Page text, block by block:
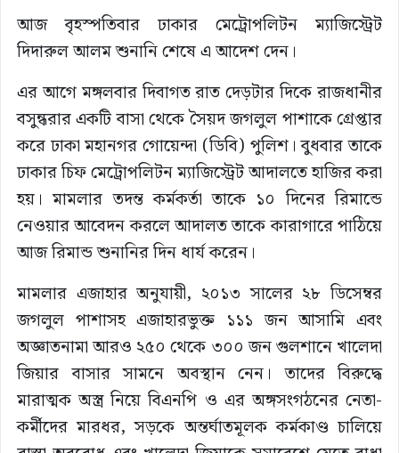
আজ বৃহস্পতিবার ঢাকার মেট্রোপলিটন ম্যাজিস্ট্রেট
দিদারুল আলম শুনানি শেষে এ আদেশ দেন।
এর আগে মঙ্গলবার দিবাগত রাত দেড়টার দিকে রাজধানীর
বসুন্ধরার একটি বাসা থেকে সৈয়দ জগলুল পাশাকে গ্রেপ্তার
করে ঢাকা মহানগর গোয়েন্দা (ডিবি) পুলিশ। বুধবার তাকে
ঢাকার চিফ মেট্রোপলিটন ম্যাজিস্ট্রেট আদালতে হাজির করা
হয়। মামলার তদন্ত কর্মকর্তা তাকে ১০ দিনের রিমান্ডে
নেওয়ার আবেদন করলে আদালত তাকে কারাগারে পাঠিয়ে
আজ রিমান্ড শুনানির দিন ধার্য করেন।
মামলার এজাহার অনুযায়ী, ২০১৩ সালের ২৮ ডিসেম্বর
জগলুল পাশাসহ এজাহারভুক্ত ১১১ জন আসামি এবং
অজ্ঞাতনামা আরও ২৫০ থেকে ৩০০ জন গুলশানে খালেদা
জিয়ার বাসার সামনে অবস্থান নেন। তাদের বিরুদ্ধে
মারাত্মক অস্ত্র নিয়ে বিএনপি ও এর অঙ্গসংগঠনের নেতা-
কর্মীদের মারধর, সড়কে অন্তর্ঘাতমূলক কর্মকাণ্ড চালিয়ে